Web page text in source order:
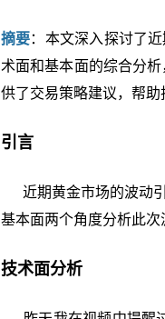
摘要：本文深入探讨了
术面和基本面的综合分
供了交易策略建议，帮助
引言
近期黄金市场的波动引
基本面两个角度分析此次
技术面分析